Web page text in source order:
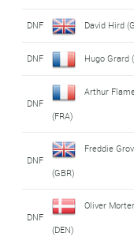
DNF David Hird
DNF Hugo Grard
DNF
Arthur
(FRA)
DNF
Freddie
(GBR)
DNF
Oliver
(DEN)